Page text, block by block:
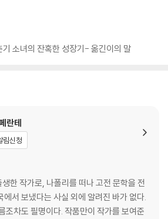
기 소녀의 잔혹한 성장기- 옮긴이의 말
란테
림신청
한 작가로, 나폴리를 떠나 고전 문학을 전
서 보냈다는 사실 외에 알려진 바가 없다.
조차도 필명이다. 작품만이 작가를 보여준